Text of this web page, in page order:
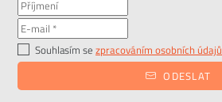
Souhlasím se zpracováním osobních údajů
ODESLAT